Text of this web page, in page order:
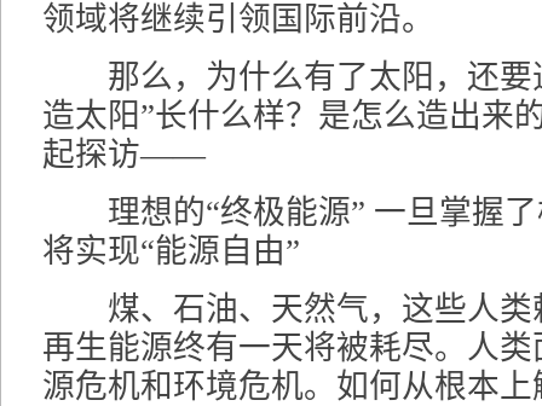
领域将继续引领国际前沿。
那么，为什么有了太阳，还要
造太阳”长什么样？是怎么造出来
起探访——
理想的“终极能源” 一旦掌握了
将实现“能源自由”
煤、石油、天然气，这些人类
再生能源终有一天将被耗尽。人
源危机和环境危机。如何从根本